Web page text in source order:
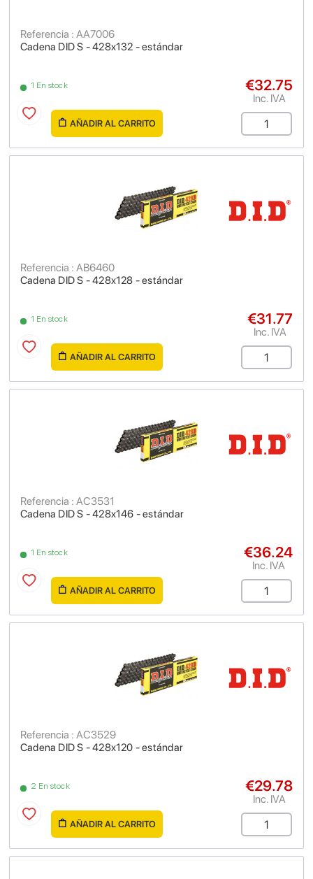
Cadena DID S - 428x132 - estándar
Referencia : AA7006
1 En stock €32.75
Inc. IVA
AÑADIR AL CARRITO
Cadena DID S - 428x128 - estándar
Referencia : AB6460
1 En stock €31.77
Inc. IVA
AÑADIR AL CARRITO
Cadena DID S - 428x146 - estándar
Referencia : AC3531
1 En stock €36.24
Inc. IVA
AÑADIR AL CARRITO
Cadena DID S - 428x120 - estándar
Referencia : AC3529
2 En stock €29.78
Inc. IVA
AÑADIR AL CARRITO